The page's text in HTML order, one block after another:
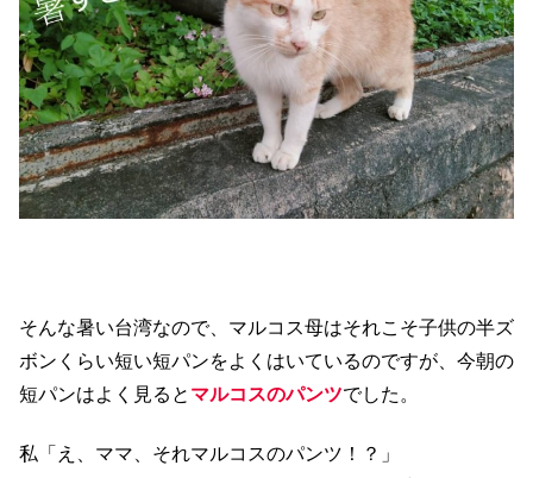
そんな暑い台湾なので、マルコス母はそれこそ子供の半ズ
ボンくらい短い短パンをよくはいているのですが、今朝の
短パンはよく見ると マルコスのパンツでした。
私「え、ママ、それマルコスのパンツ！？」